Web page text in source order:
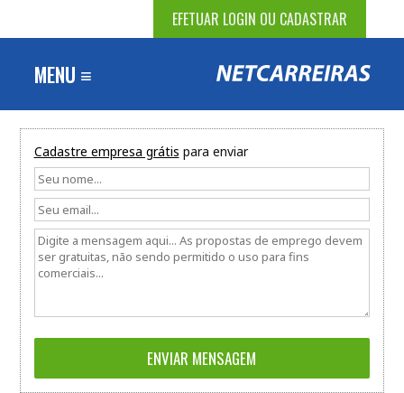
EFETUAR LOGIN OU CADASTRAR
MENU ≡
Cadastre empresa grátis para enviar